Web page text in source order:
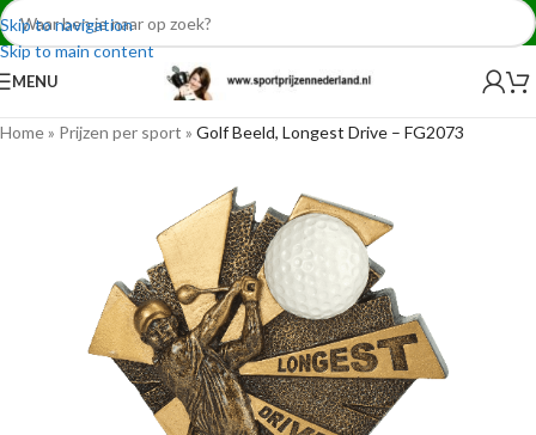
Skip to navigation
Skip to main content
MENU
Home» Prijzen per sport » Golf Beeld, Longest Drive – FG2073